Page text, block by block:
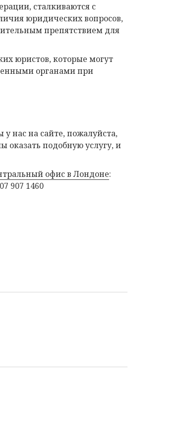
сталкиваются с
юридических вопросов,
препятствием для
юристов, которые могут
органами при
нас на сайте, пожалуйста,
подобную услугу, и
офис в Лондоне:
907 1460